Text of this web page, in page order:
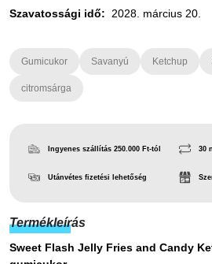
Szavatossági idő: 2028. március 20.
Gumicukor Savanyú Ketchup
citromsárga
Ingyenes szállítás 250.000 Ft-tól
Utánvétes fizetési lehetőség
30
Termékleírás
Sweet Flash Jelly Fries and Candy